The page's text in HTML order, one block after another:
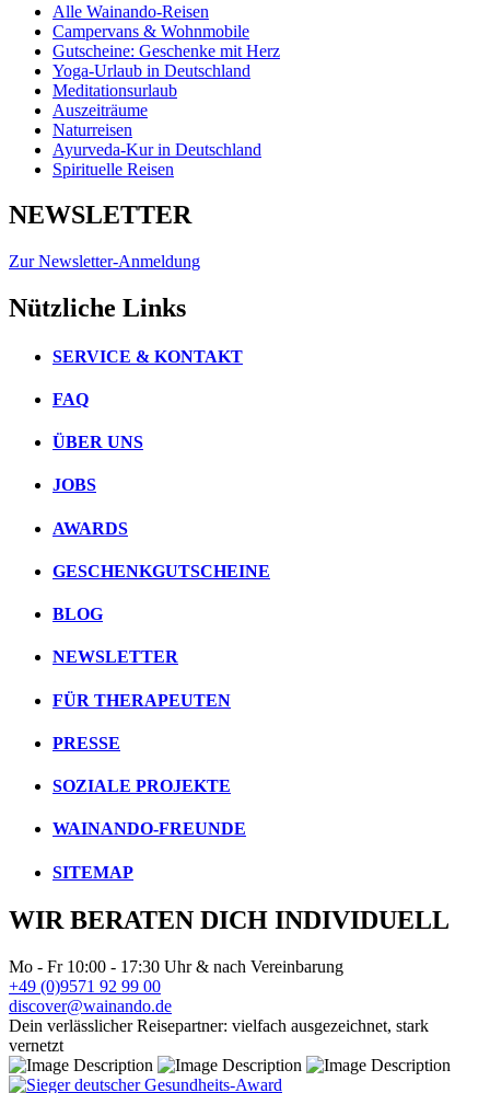
Alle Wainando-Reisen
Campervans & Wohnmobile
Gutscheine: Geschenke mit Herz
Yoga-Urlaub in Deutschland
Meditationsurlaub
Auszeiträume
Naturreisen
Ayurveda-Kur in Deutschland
Spirituelle Reisen
NEWSLETTER
Zur Newsletter-Anmeldung
Nützliche Links
SERVICE & KONTAKT
FAQ
ÜBER UNS
JOBS
AWARDS
GESCHENKGUTSCHEINE
BLOG
NEWSLETTER
FÜR THERAPEUTEN
PRESSE
SOZIALE PROJEKTE
WAINANDO-FREUNDE
SITEMAP
WIR BERATEN DICH INDIVIDUELL
Mo - Fr 10:00 - 17:30 Uhr & nach Vereinbarung
+49 (0)9571 92 99 00
discover@wainando.de
Dein verlässlicher Reisepartner: vielfach ausgezeichnet, stark
vernetzt